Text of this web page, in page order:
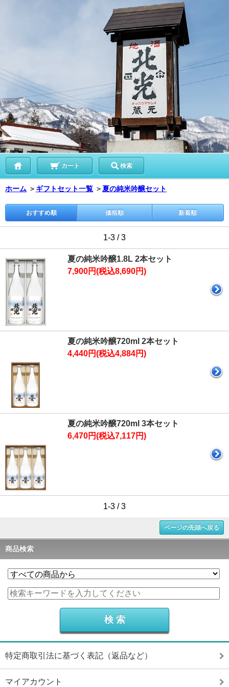
カート 検索
ホーム ＞ ギフトセット一覧 ＞夏の純米吟醸セット
おすすめ順 価格順 新着順
1-3 / 3
夏の純米吟醸1.8L 2本セット
7,900円(税込8,690円)
夏の純米吟醸720ml 2本セット
4,440円(税込4,884円)
夏の純米吟醸720ml 3本セット
6,470円(税込7,117円)
1-3 / 3
ページの先頭へ戻る
商品検索
特定商取引法に基づく表記（返品など）
マイアカウント